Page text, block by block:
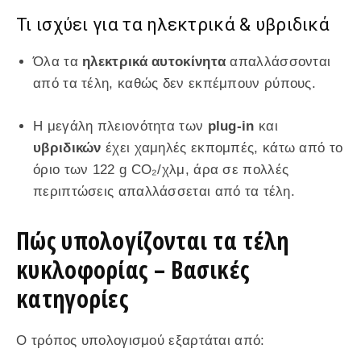
Τι ισχύει για τα ηλεκτρικά & υβριδικά
Όλα τα ηλεκτρικά αυτοκίνητα απαλλάσσονται
από τα τέλη, καθώς δεν εκπέμπουν ρύπους.
Η μεγάλη πλειονότητα των plug-in και
υβριδικών έχει χαμηλές εκπομπές, κάτω από το
όριο των 122 g CO₂/χλμ, άρα σε πολλές
περιπτώσεις απαλλάσσεται από τα τέλη.
Πώς υπολογίζονται τα τέλη
κυκλοφορίας – Βασικές
κατηγορίες
Ο τρόπος υπολογισμού εξαρτάται από: